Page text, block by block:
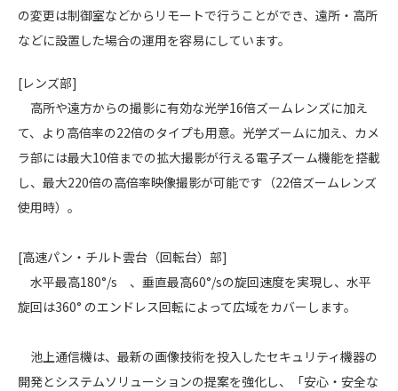
の変更は制御室などからリモートで行うことができ、遠所・高所
などに設置した場合の運用を容易にしています。
[レンズ部]
高所や遠方からの撮影に有効な光学16倍ズームレンズに加え
て、より高倍率の22倍のタイプも用意。光学ズームに加え、カメ
ラ部には最大10倍までの拡大撮影が行える電子ズーム機能を搭載
し、最大220倍の高倍率映像撮影が可能です（22倍ズームレンズ
使用時）。
[高速パン・チルト雲台（回転台）部]
水平最高180°/s 、垂直最高60°/sの旋回速度を実現し、水平
旋回は360° のエンドレス回転によって広域をカバーします。
池上通信機は、最新の画像技術を投入したセキュリティ機器の
開発とシステムソリューションの提案を強化し、「安心・安全な